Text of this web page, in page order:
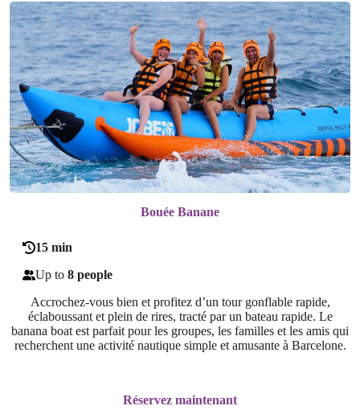
Bouée Banane
15 min
Up to 8 people
Accrochez-vous bien et profitez d’un tour gonflable rapide,
éclaboussant et plein de rires, tracté par un bateau rapide. Le
banana boat est parfait pour les groupes, les familles et les amis qui
recherchent une activité nautique simple et amusante à Barcelone.
Réservez maintenant